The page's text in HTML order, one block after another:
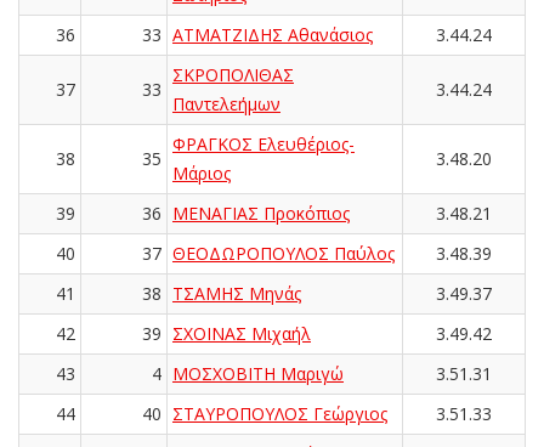
36 33 ΑΤΜΑΤΖΙΔΗΣ Αθανάσιος 3.44.24
37 33
ΣΚΡΟΠΟΛΙΘΑΣ
Παντελεήμων
3.44.24
38 35
ΦΡΑΓΚΟΣ Ελευθέριος-
Μάριος
3.48.20
39 36 ΜΕΝΑΓΙΑΣ Προκόπιος
3.48.21
40
37 ΘΕΟΔΩΡΟΠΟΥΛΟΣ Παύλος
3.48.39
41
38 ΤΣΑΜΗΣ Μηνάς
3.49.37
42
39 ΣΧΟΙΝΑΣ Μιχαήλ
3.49.42
43
4 ΜΟΣΧΟΒΙΤΗ Μαριγώ
3.51.31
44
40 ΣΤΑΥΡΟΠΟΥΛΟΣ Γεώργιος
3.51.33